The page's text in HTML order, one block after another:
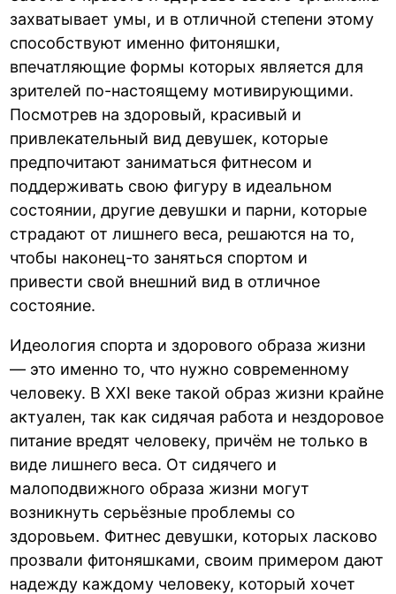
захватывает умы, и в отличной степени этому
способствуют именно фитоняшки,
впечатляющие формы которых является для
зрителей по-настоящему мотивирующими.
Посмотрев на здоровый, красивый и
привлекательный вид девушек, которые
предпочитают заниматься фитнесом и
поддерживать свою фигуру в идеальном
состоянии, другие девушки и парни, которые
страдают от лишнего веса, решаются на то,
чтобы наконец-то заняться спортом и
привести свой внешний вид в отличное
состояние.
Идеология спорта и здорового образа жизни
— это именно то, что нужно современному
человеку. В XXI веке такой образ жизни крайне
актуален, так как сидячая работа и нездоровое
питание вредят человеку, причём не только в
виде лишнего веса. От сидячего и
малоподвижного образа жизни могут
возникнуть серьёзные проблемы со
здоровьем. Фитнес девушки, которых ласково
прозвали фитоняшками, своим примером дают
надежду каждому человеку, который хочет